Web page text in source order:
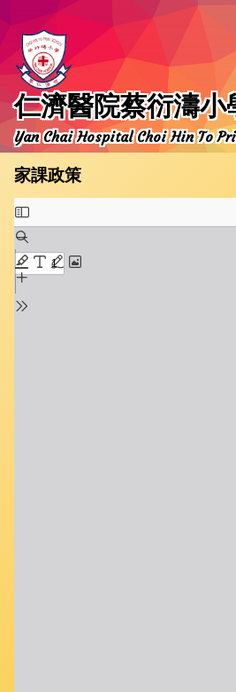
仁濟醫院蔡衍濤小
Yan Chai Hospital Choi Hin To
家課政策